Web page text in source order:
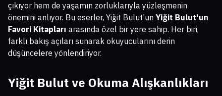
çıkıyor hem de yaşamın zorluklarıyla yüzleşmenin
önemini anlıyor. Bu eserler, Yiğit Bulut'un Yiğit Bulut'un
Favori Kitapları arasında özel bir yere sahip. Her biri,
farklı bakış açıları sunarak okuyucularını derin
düşüncelere yönlendiriyor.
Yiğit Bulut ve Okuma Alışkanlıkları